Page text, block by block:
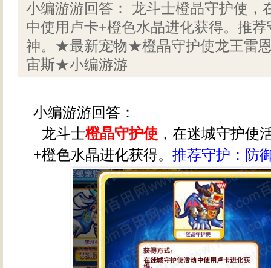
小编游游回答： 龙斗士橙晶守护使，
中使用卢卡+橙色水晶进化获得。推
神。★最新宠物★橙晶守护使龙王雷
宙斯★小编游游
小编游游回答：
龙斗士橙晶守护使 ，在迷城守护使
+橙色水晶进化获得。 推荐守护：防